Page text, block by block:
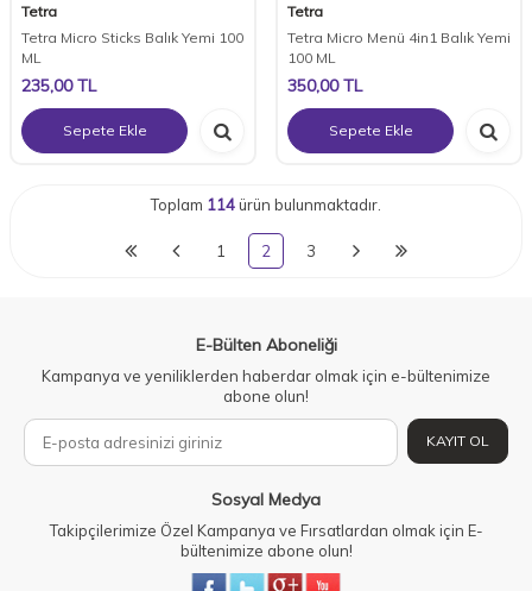
Tetra
Tetra Micro Sticks Balık Yemi 100
ML
235,00TL
Sepete Ekle
Tetra
Tetra Micro Menü 4in1 Balık Yemi
100 ML
350,00TL
Sepete Ekle
Toplam 114ürün bulunmaktadır.
1 2 3
E-Bülten Aboneliği
Kampanya ve yeniliklerden haberdar olmak için e-bültenimize
abone olun!
KAYIT OL
Sosyal Medya
Takipçilerimize Özel Kampanya ve Fırsatlardan olmak için E-
bültenimize abone olun!